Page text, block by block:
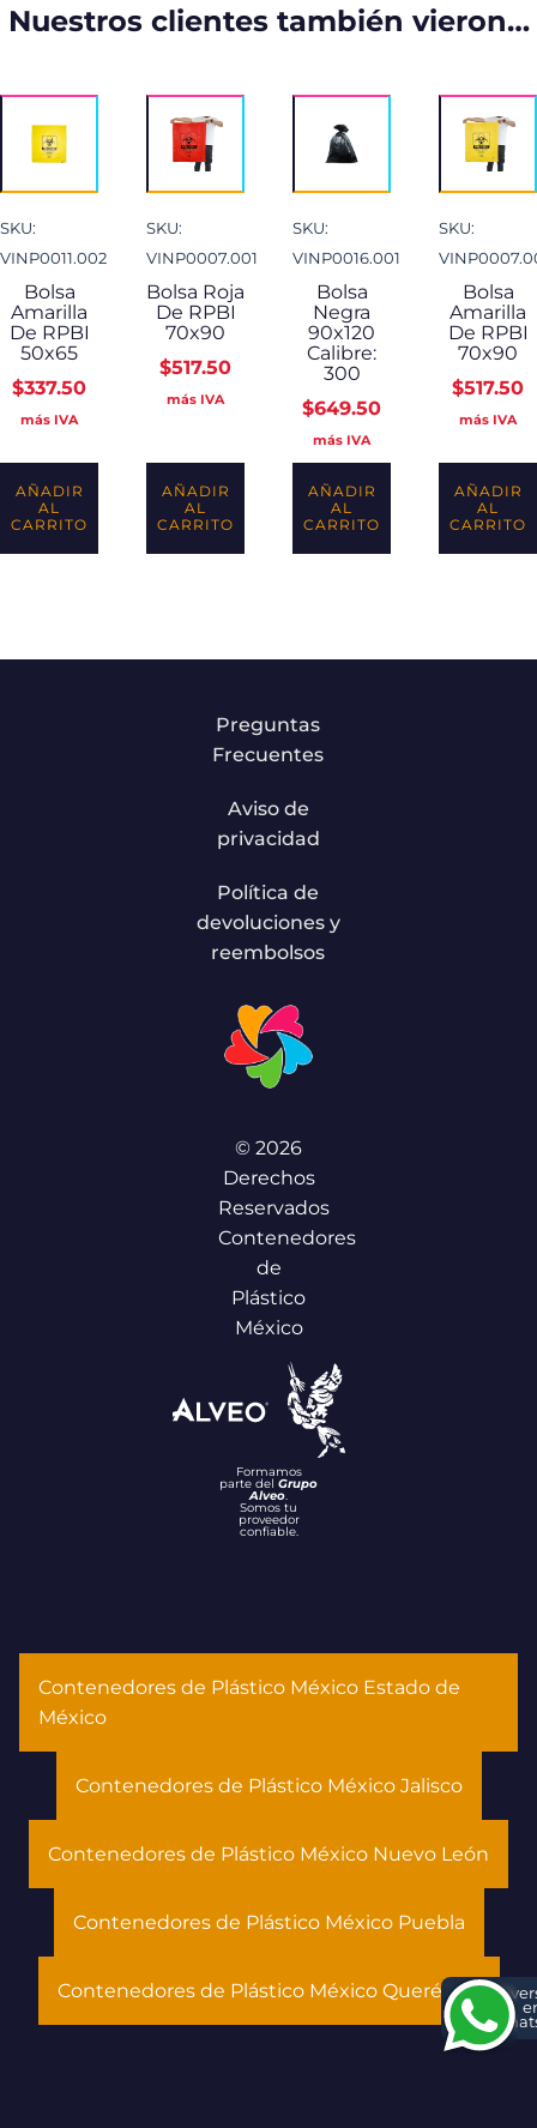
Nuestros clientes también vieron…
SKU:
VINP0011.002
Bolsa
Amarilla
De RPBI
50x65
$337.50
más IVA
AÑADIR
AL
CARRITO
SKU:
VINP0007.001
Bolsa Roja
De RPBI
70x90
$517.50
más IVA
AÑADIR
AL
CARRITO
SKU:
VINP0016.001
Bolsa
Negra
90x120
Calibre:
300
$649.50
más IVA
AÑADIR
AL
CARRITO
SKU:
Bolsa
Amarilla
De RPBI
70x90
$517.50
más IVA
AÑADIR
AL
CARRITO
Preguntas
Frecuentes
Aviso de
privacidad
Política de
devoluciones y
reembolsos
© 2026
Derechos
Reservados
Contenedores
de
Plástico
México
Formamos
parte del Grupo
Alveo.
Somos tu
proveedor
confiable.
Contenedores de Plástico México Estado de
México
Contenedores de Plástico México Jalisco
Contenedores de Plástico México Nuevo León
Contenedores de Plástico México Puebla
Contenedores de Plástico México Querétaro